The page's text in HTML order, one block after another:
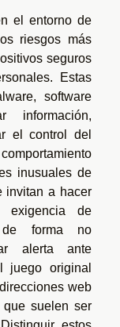
el entorno de
riesgos más
seguros
Estas
software
información,
el control del
inusuales de
invitan a hacer
de
de forma no
alerta ante
juego original
web
suelen ser